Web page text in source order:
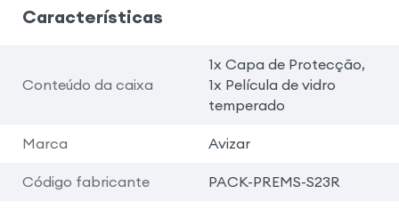
Características
Conteúdo da caixa
1x Capa de Protecção,
1x Película de vidro
temperado
Marca Avizar
Código fabricante PACK-PREMS-S23R